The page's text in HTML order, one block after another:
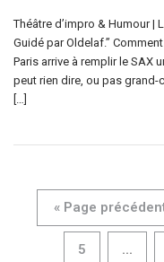
Théâtre d’impro & Humour |
Guidé par Oldelaf.”
Paris arrive à remplir le SAX
peut rien dire, ou pas grand-
[…]
« Page
5 ...